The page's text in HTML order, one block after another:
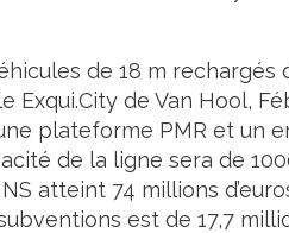
de 18 m rechargés
de Van Hool,
plateforme PMR et un
de la ligne sera de
atteint 74 millions
est de 17,7